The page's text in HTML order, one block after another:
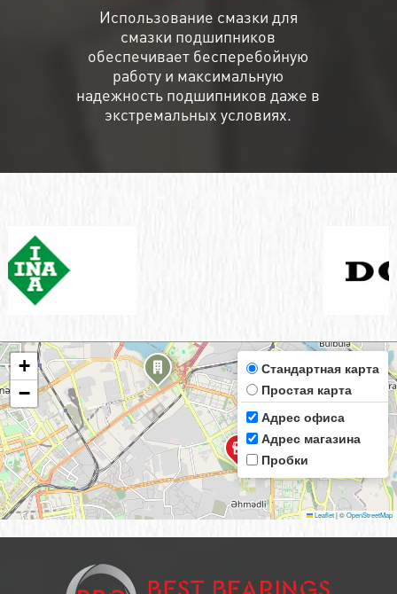
Использование смазки для
смазки подшипников
обеспечивает бесперебойную
работу и максимальную
надежность подшипников даже в
экстремальных условиях.
+
−
Стандартная карта
Простая карта
Адрес офиса
Адрес магазина
Пробки
Leaflet|©OpenStreetMap